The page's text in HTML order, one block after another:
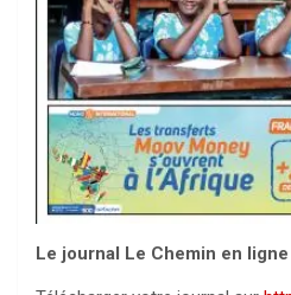
Le journal Le Chemin en ligne